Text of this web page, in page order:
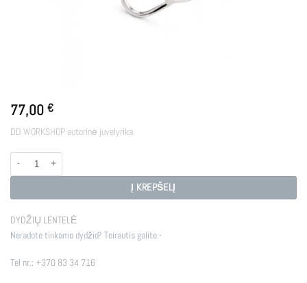
77,00 €
DD WORKSHOP autorinė juvelyrika.
produkto kiekis: DROP SI
Į KREPŠELĮ
DYDŽIŲ LENTELĖ
Neradote tinkamo dydžio? Teirautis galite -
Tel nr.: +370 83 34 716